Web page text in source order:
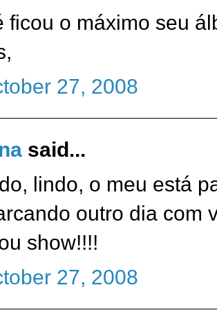
ficou o máximo seu
27, 2008
said...
lindo, o meu está
outro dia com
show!!!!
27, 2008